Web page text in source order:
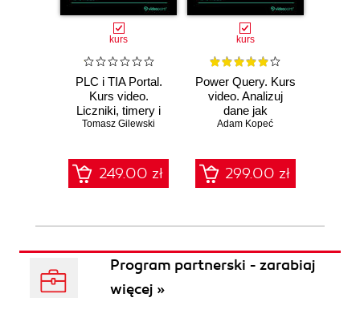
kurs
PLC i TIA Portal.
Kurs video.
Liczniki, timery i
sygnały analogowe
Tomasz Gilewski
249.00 zł
kurs
Power Query. Kurs
video. Analizuj
dane jak
profesjonalista
Adam Kopeć
299.00 zł
Program partnerski - zarabiaj
więcej »